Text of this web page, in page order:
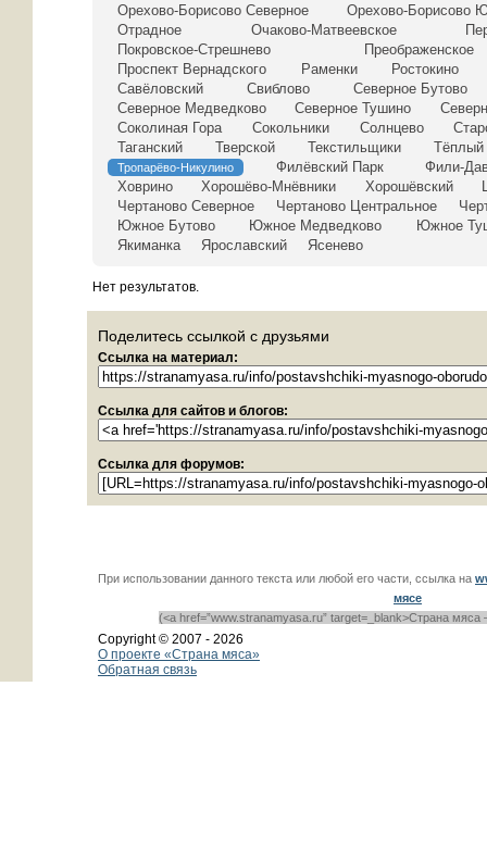
Орехово-Борисово Северное
Орехово-Борисово
Отрадное
Очаково-Матвеевское
Покровское-Стрешнево
Преображенское
Проспект Вернадского
Раменки
Ростокино
Савёловский
Свиблово
Северное Бутово
Северное Медведково
Северное Тушино
Соколиная Гора
Сокольники Солнцево
Таганский
Тверской Текстильщики Тёплый
Тропарёво-Никулино Филёвский Парк
Фили-
Ховрино
Хорошёво-Мнёвники Хорошёвский
Чертаново Северное
Чертаново Центральное
Южное Бутово
Южное Медведково
Южное
Якиманка
Ярославский Ясенево
Нет результатов.
Поделитесь ссылкой с друзьями
Ссылка на материал:
Ссылка для сайтов и блогов:
Ссылка для форумов:
При использовании данного текста или любой его части, ссылка на
мясе
(<a href=”www.stranamyasa.ru” target=_blank>Страна мяса
Copyright © 2007 - 2026
О проекте «Страна мяса»
Обратная связь